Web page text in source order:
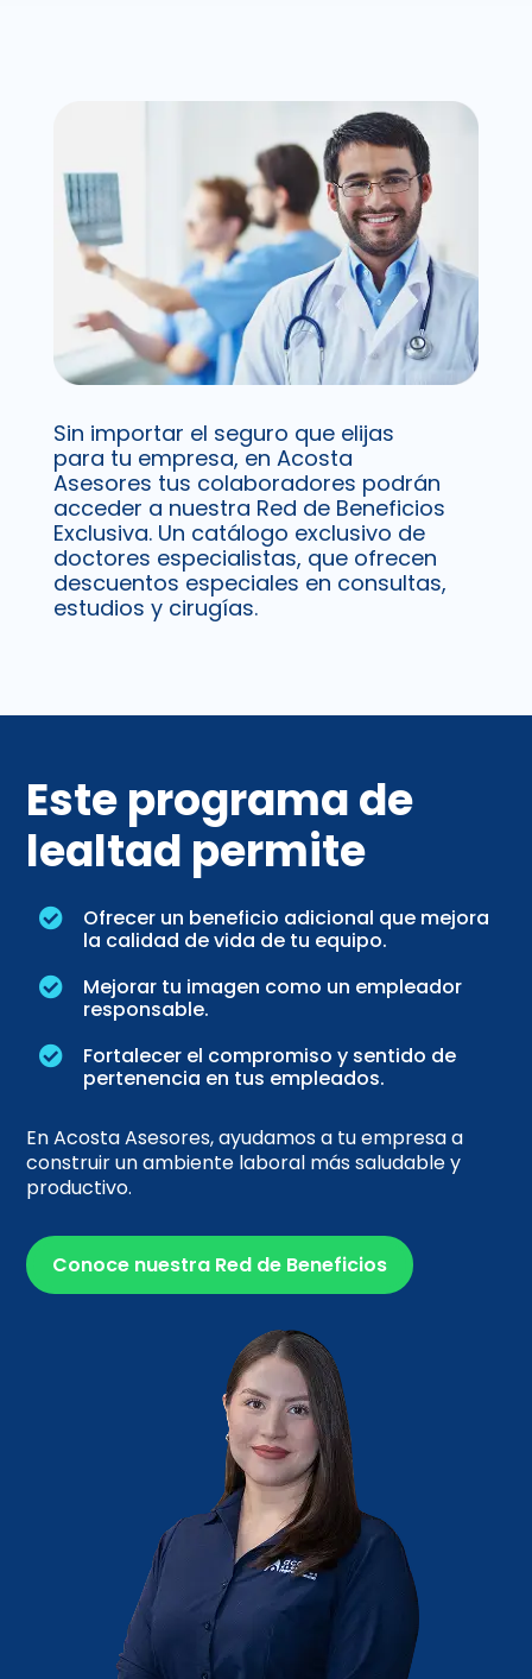
Sin importar el seguro que elijas
para tu empresa, en Acosta
Asesores tus colaboradores podrán
acceder a nuestra Red de Beneficios
Exclusiva. Un catálogo exclusivo de
doctores especialistas, que ofrecen
descuentos especiales en consultas,
estudios y cirugías.
Este programa de
lealtad permite

Ofrecer un beneficio adicional que mejora
la calidad de vida de tu equipo.

Mejorar tu imagen como un empleador
responsable.

Fortalecer el compromiso y sentido de
pertenencia en tus empleados.
En Acosta Asesores, ayudamos a tu empresa a
construir un ambiente laboral más saludable y
productivo.
Conoce nuestra Red de Beneficios